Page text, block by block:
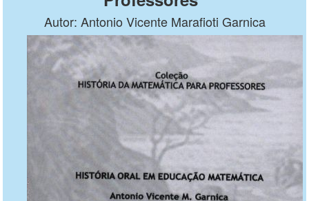
Autor: Antonio Vicente Marafioti Garnica